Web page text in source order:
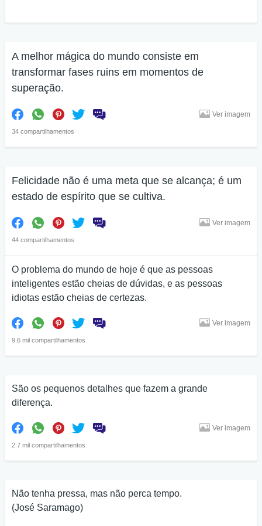
A melhor mágica do mundo consiste em
transformar fases ruins em momentos de
superação.
34 compartilhamentos
Ver imagem
Felicidade não é uma meta que se alcança; é um
estado de espírito que se cultiva.
44 compartilhamentos
Ver imagem
O problema do mundo de hoje é que as pessoas
inteligentes estão cheias de dúvidas, e as pessoas
idiotas estão cheias de certezas.
9.6 mil compartilhamentos
Ver imagem
São os pequenos detalhes que fazem a grande
diferença.
2.7 mil compartilhamentos
Ver imagem
Não tenha pressa, mas não perca tempo.
(José Saramago)